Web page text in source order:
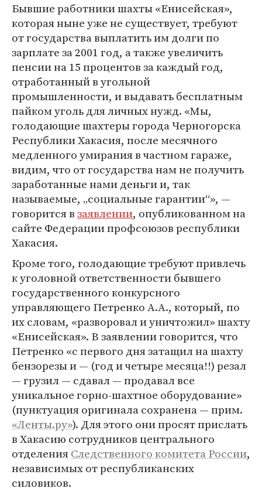
Бывшие работники шахты «Енисейская»,
которая ныне уже не существует, требуют
от государства выплатить им долги по
зарплате за 2001 год, а также увеличить
пенсии на 15 процентов за каждый год,
отработанный в угольной
промышленности, и выдавать бесплатным
пайком уголь для личных нужд. «Мы,
голодающие шахтеры города Черногорска
Республики Хакасия, после месячного
медленного умирания в частном гараже,
видим, что от государства нам не получить
заработанные нами деньги и, так
называемые, „социальные гарантии“», —
говорится взаявлении, опубликованном на
сайте Федерации профсоюзов республики
Хакасия.
Кроме того, голодающие требуют привлечь
к уголовной ответственности бывшего
государственного конкурсного
управляющего Петренко А.А., который, по
их словам, «разворовал и уничтожил» шахту
«Енисейская». В заявлении говорится, что
Петренко «с первого дня затащил на шахту
бензорезы и — (год и четыре месяца!!) резал
— грузил — сдавал — продавал все
уникальное горно-шахтное оборудование»
(пунктуация оригинала сохранена — прим.
«Ленты.ру»). Для этого они просят прислать
в Хакасию сотрудников центрального
отделенияСледственного комитета России,
независимых от республиканских
силовиков.